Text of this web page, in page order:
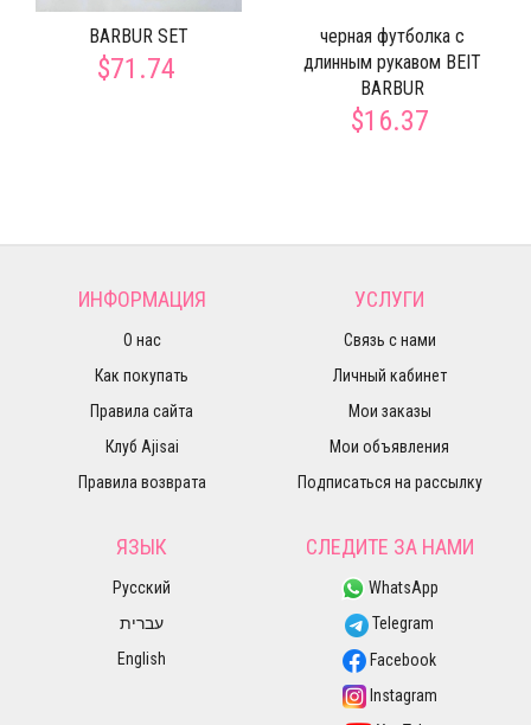
BARBUR SET
$71.74
черная футболка с
длинным рукавом BEIT
BARBUR
$16.37
ИНФОРМАЦИЯ
О нас
Как покупать
Правила сайта
Клуб Ajisai
Правила возврата
УСЛУГИ
Связь с нами
Личный кабинет
Мои заказы
Мои объявления
Подписаться на рассылку
ЯЗЫК
Русский
עברית
English
СЛЕДИТЕ ЗА НАМИ
WhatsApp
Telegram
Facebook
Instagram